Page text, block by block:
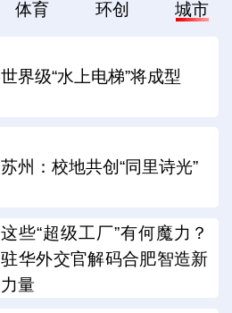
体育 环创 城市
世界级“水上电梯”将成型
苏州：校地共创“同里诗光”
这些“超级工厂”有何魔力？
驻华外交官解码合肥智造新
力量